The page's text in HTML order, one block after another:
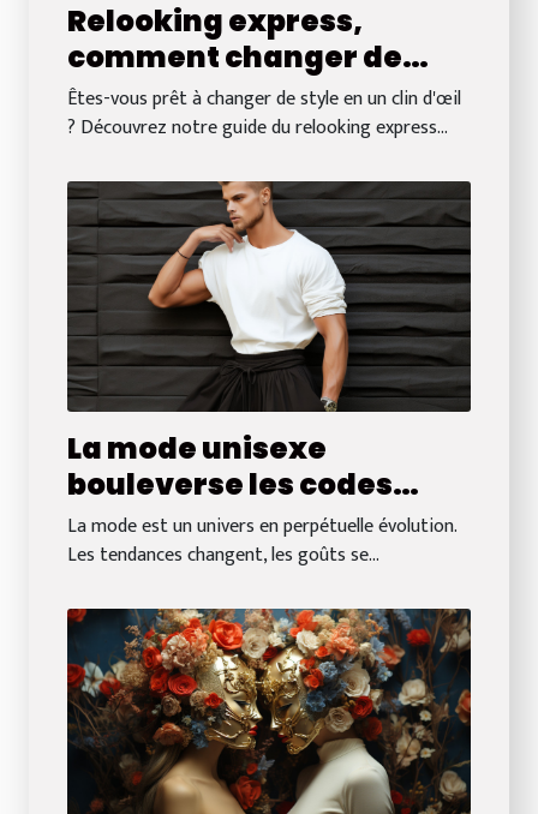
Relooking express,
comment changer de
style en un clin d'œil
Êtes-vous prêt à changer de style en un clin d'œil
? Découvrez notre guide du relooking express...
La mode unisexe
bouleverse les codes
traditionnels
La mode est un univers en perpétuelle évolution.
Les tendances changent, les goûts se...